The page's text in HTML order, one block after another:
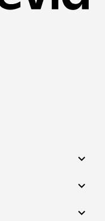
expand_more
expand_more
expand_more